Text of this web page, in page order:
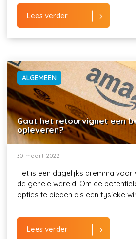
Lees verder
ALGEMEEN
Gaat het retourvignet een
opleveren?
30 maart 2022
Het is een dagelijks dilemma voor
de gehele wereld. Om de
opties te bieden als een fysieke
Lees verder